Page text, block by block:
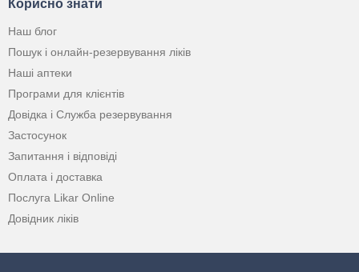
Корисно знати
Наш блог
Пошук і онлайн-резервування ліків
Наші аптеки
Програми для клієнтів
Довідка і Служба резервування
Застосунок
Запитання і відповіді
Оплата і доставка
Послуга Likar Online
Довідник ліків